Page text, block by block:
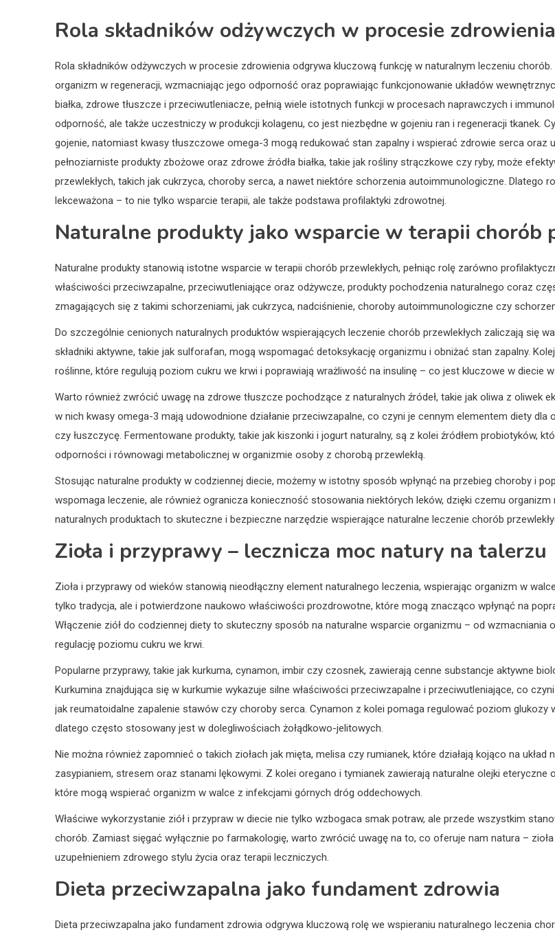
Rola składników odżywczych w procesie zdrowienia
Rola składników odżywczych w procesie zdrowienia odgrywa kluczową funkcję w naturalnym leczeniu
organizm w regeneracji, wzmacniając jego odporność oraz poprawiając funkcjonowanie układów
białka, zdrowe tłuszcze i przeciwutleniacze, pełnią wiele istotnych funkcji w procesach naprawczych i
odporność, ale także uczestniczy w produkcji kolagenu, co jest niezbędne w gojeniu ran i regeneracji tkanek.
gojenie, natomiast kwasy tłuszczowe omega-3 mogą redukować stan zapalny i wspierać zdrowie serca oraz
pełnoziarniste produkty zbożowe oraz zdrowe źródła białka, takie jak rośliny strączkowe czy ryby, może
przewlekłych, takich jak cukrzyca, choroby serca, a nawet niektóre schorzenia autoimmunologiczne. Dlatego
lekceważona – to nie tylko wsparcie terapii, ale także podstawa profilaktyki zdrowotnej.
Naturalne produkty jako wsparcie w terapii chorób
Naturalne produkty stanowią istotne wsparcie w terapii chorób przewlekłych, pełniąc rolę zarówno
właściwości przeciwzapalne, przeciwutleniające oraz odżywcze, produkty pochodzenia naturalnego coraz
zmagających się z takimi schorzeniami, jak cukrzyca, nadciśnienie, choroby autoimmunologiczne czy
Do szczególnie cenionych naturalnych produktów wspierających leczenie chorób przewlekłych zaliczają się
składniki aktywne, takie jak sulforafan, mogą wspomagać detoksykację organizmu i obniżać stan zapalny.
roślinne, które regulują poziom cukru we krwi i poprawiają wrażliwość na insulinę – co jest kluczowe w diecie
Warto również zwrócić uwagę na zdrowe tłuszcze pochodzące z naturalnych źródeł, takie jak oliwa z oliwek
w nich kwasy omega-3 mają udowodnione działanie przeciwzapalne, co czyni je cennym elementem diety
czy łuszczycę. Fermentowane produkty, takie jak kiszonki i jogurt naturalny, są z kolei źródłem probiotyków,
odporności i równowagi metabolicznej w organizmie osoby z chorobą przewlekłą.
Stosując naturalne produkty w codziennej diecie, możemy w istotny sposób wpłynąć na przebieg choroby i
wspomaga leczenie, ale również ogranicza konieczność stosowania niektórych leków, dzięki czemu
naturalnych produktach to skuteczne i bezpieczne narzędzie wspierające naturalne leczenie chorób
Zioła i przyprawy – lecznicza moc natury na talerzu
Zioła i przyprawy od wieków stanowią nieodłączny element naturalnego leczenia, wspierając organizm w
tylko tradycja, ale i potwierdzone naukowo właściwości prozdrowotne, które mogą znacząco wpłynąć na
Włączenie ziół do codziennej diety to skuteczny sposób na naturalne wsparcie organizmu – od wzmacniania
regulację poziomu cukru we krwi.
Popularne przyprawy, takie jak kurkuma, cynamon, imbir czy czosnek, zawierają cenne substancje aktywne
Kurkumina znajdująca się w kurkumie wykazuje silne właściwości przeciwzapalne i przeciwutleniające, co
jak reumatoidalne zapalenie stawów czy choroby serca. Cynamon z kolei pomaga regulować poziom glukozy
dlatego często stosowany jest w dolegliwościach żołądkowo-jelitowych.
Nie można również zapomnieć o takich ziołach jak mięta, melisa czy rumianek, które działają kojąco na
zasypianiem, stresem oraz stanami lękowymi. Z kolei oregano i tymianek zawierają naturalne olejki
które mogą wspierać organizm w walce z infekcjami górnych dróg oddechowych.
Właściwe wykorzystanie ziół i przypraw w diecie nie tylko wzbogaca smak potraw, ale przede wszystkim
chorób. Zamiast sięgać wyłącznie po farmakologię, warto zwrócić uwagę na to, co oferuje nam natura –
uzupełnieniem zdrowego stylu życia oraz terapii leczniczych.
Dieta przeciwzapalna jako fundament zdrowia
Dieta przeciwzapalna jako fundament zdrowia odgrywa kluczową rolę we wspieraniu naturalnego leczenia